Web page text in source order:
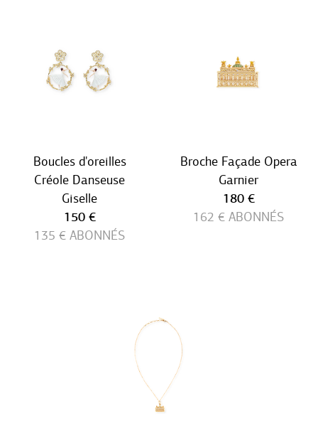
Boucles d'oreilles
Créole Danseuse
Giselle
Prix ​​actuel
150 €
135 € ABONNÉS
Broche Façade Opera
Garnier
Prix ​​actuel
180 €
162 € ABONNÉS